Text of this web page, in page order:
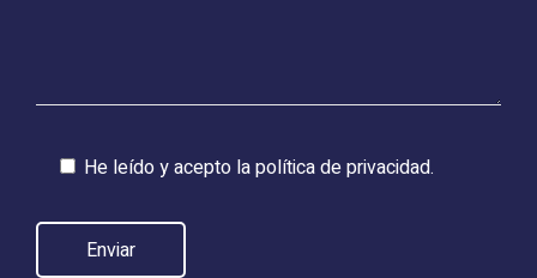
He leído y acepto lapolítica de privacidad.